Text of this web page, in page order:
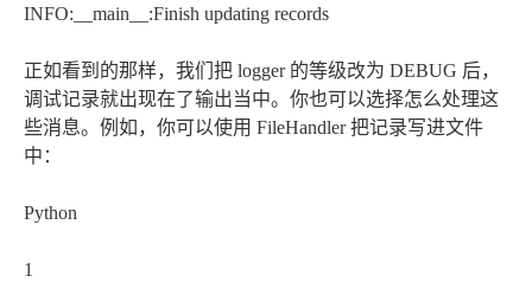
INFO:__main__:Finish updating records
正如看到的那样，我们把 logger 的等级改为 DEBUG 后，
调试记录就出现在了输出当中。你也可以选择怎么处理这
些消息。例如，你可以使用 FileHandler 把记录写进文件
中：
Python
1